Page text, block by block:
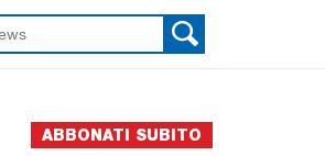
ABBONATI SUBITO